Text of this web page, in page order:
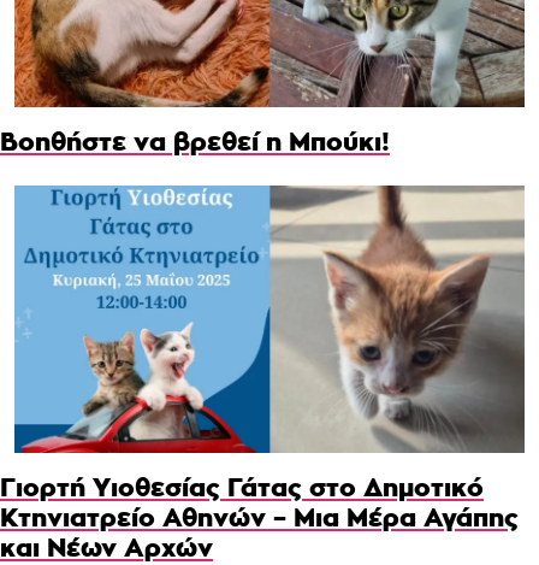
Βοηθήστε να βρεθεί η Μπούκι!
Γιορτή Υιοθεσίας Γάτας στο Δημοτικό
Κτηνιατρείο Αθηνών – Μια Μέρα Αγάπης
και Νέων Αρχών